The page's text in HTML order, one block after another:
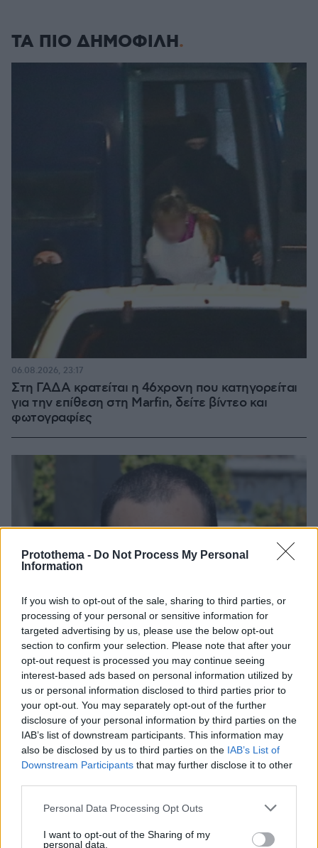
Protothema - Do Not Process My Personal
Information
If you wish to opt-out of the sale, sharing to third parties, or
processing of your personal or sensitive information for
targeted advertising by us, please use the below opt-out
section to confirm your selection. Please note that after your
opt-out request is processed you may continue seeing
interest-based ads based on personal information utilized by
us or personal information disclosed to third parties prior to
your opt-out. You may separately opt-out of the further
disclosure of your personal information by third parties on the
IAB’s list of downstream participants. This information may
also be disclosed by us to third parties on the IAB’s List of
Downstream Participants that may further disclose it to other
Please note that this website/app uses one or more Google
not limited to your visit or usage behaviour. You may click to
Personal Data Processing Opt Outs
I want to opt-out of the Sharing of my
personal data.
ΤΑ ΠΙΟ ΔΗΜΟΦΙΛΗ
Στη ΓΑΔΑ κρατείται η 46χρονη που κατηγορείται
για την επίθεση στη Marfin, δείτε βίντεο και
φωτογραφίες
06.08.2026, 23:17
που παρουσιάζονται ως πραγματικά γεγονότα
06.08.2026, 22:24